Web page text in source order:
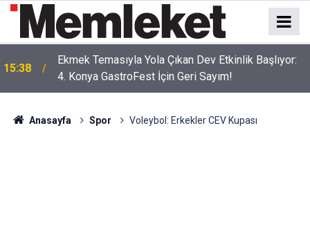
15:38
Ekmek Temasıyla Yola Çıkan Dev Etkinlik Başlıyor:
4. Konya GastroFest İçin Geri Sayım!
Anasayfa Spor Voleybol: Erkekler CEV Kupası